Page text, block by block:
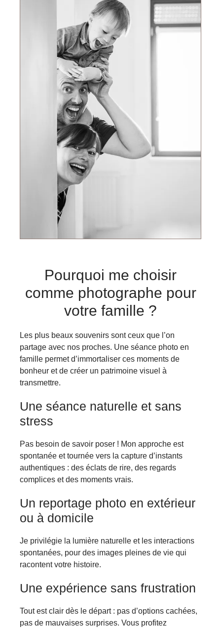
Pourquoi me choisir
comme photographe pour
votre famille ?
Les plus beaux souvenirs sont ceux que l’on
partage avec nos proches. Une séance photo en
famille permet d’immortaliser ces moments de
bonheur et de créer un patrimoine visuel à
transmettre.
Une séance naturelle et sans
stress
Pas besoin de savoir poser ! Mon approche est
spontanée et tournée vers la capture d’instants
authentiques : des éclats de rire, des regards
complices et des moments vrais.
Un reportage photo en extérieur
ou à domicile
Je privilégie la lumière naturelle et les interactions
spontanées, pour des images pleines de vie qui
racontent votre histoire.
Une expérience sans frustration
Tout est clair dès le départ : pas d’options cachées,
pas de mauvaises surprises. Vous profitez